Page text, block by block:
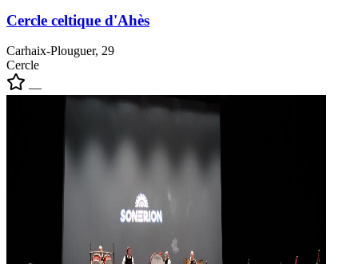
Cercle celtique d'Ahès
Carhaix-Plouguer, 29
Cercle
—